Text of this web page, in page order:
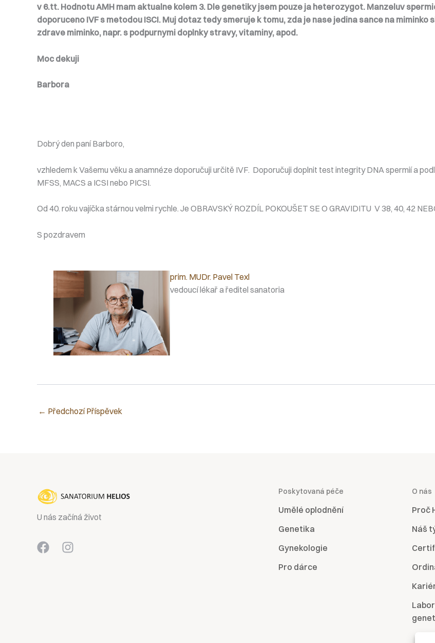
v 6.tt. Hodnotu AMH mam aktualne kolem 3. Dle genetiky jsem pouze ja heterozygot. Manzeluv
doporuceno IVF s metodou ISCI. Muj dotaz tedy smeruje k tomu, zda je nase jedina sance na
zdrave miminko, napr. s podpurnymi doplnky stravy, vitaminy, apod.
Moc dekuji
Barbora
Dobrý den paní Barboro,
vzhledem k Vašemu věku a anamnéze doporučuji určitě IVF. Doporučuji doplnit test integrity DNA spermií a
MFSS, MACS a ICSI nebo PICSI.
Od 40. roku vajíčka stárnou velmi rychle. Je OBRAVSKÝ ROZDÍL POKOUŠET SE O GRAVIDITU V 38, 40, 42
S pozdravem
prim. MUDr. Pavel Texl
vedoucí lékař a ředitel sanatoria
← Předchozí Příspěvek
U nás začíná život
Poskytovaná péče
Umělé oplodnění
Genetika
Gynekologie
Pro dárce
O nás
Proč
Náš